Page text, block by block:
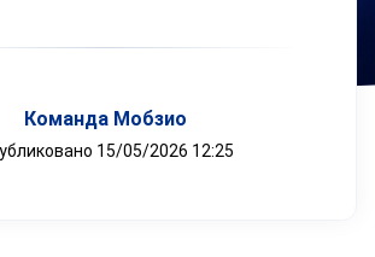
Команда Мобзио
15/05/2026 12:25